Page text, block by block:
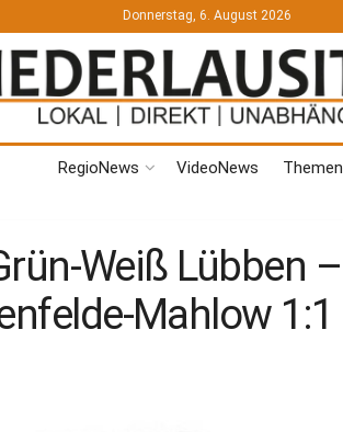
Donnerstag, 6. August 2026
RegioNews VideoNews Themen
Weiß Lübben –
Mahlow 1:1